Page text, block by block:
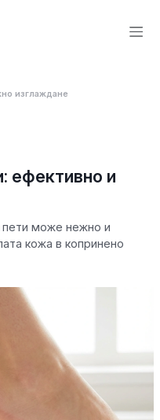
изглаждане
ефективно и
пети може нежно и
кожа в копринено